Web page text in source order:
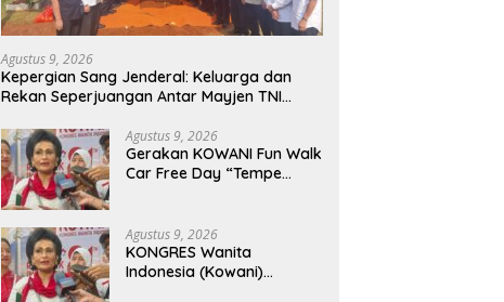
Agustus 9, 2026
Kepergian Sang Jenderal: Keluarga dan
Rekan Seperjuangan Antar Mayjen TNI
Peristirahatan TerakhirAgustus 9, 2026
Gerakan KOWANI Fun Walk
Car Free Day “Tempe
Kuliner Nusantara
Mendunia
Agustus 9, 2026
KONGRES Wanita
Indonesia (Kowani)